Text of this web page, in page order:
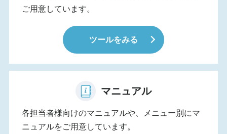
ご用意しています。
ツールをみる
マニュアル
各担当者様向けのマニュアルや、メニュー別にマ
ニュアルをご用意しています。